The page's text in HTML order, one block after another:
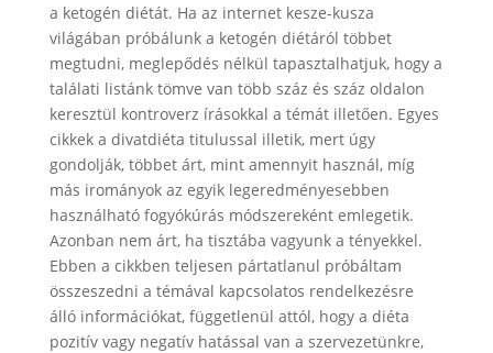
a ketogén diétát. Ha az internet kesze-kusza
világában próbálunk a ketogén diétáról többet
megtudni, meglepődés nélkül tapasztalhatjuk, hogy a
találati listánk tömve van több száz és száz oldalon
keresztül kontroverz írásokkal a témát illetően. Egyes
cikkek a divatdiéta titulussal illetik, mert úgy
gondolják, többet árt, mint amennyit használ, míg
más irományok az egyik legeredményesebben
használható fogyókúrás módszereként emlegetik.
Azonban nem árt, ha tisztába vagyunk a tényekkel.
Ebben a cikkben teljesen pártatlanul próbáltam
összeszedni a témával kapcsolatos rendelkezésre
álló információkat, függetlenül attól, hogy a diéta
pozitív vagy negatív hatással van a szervezetünkre,